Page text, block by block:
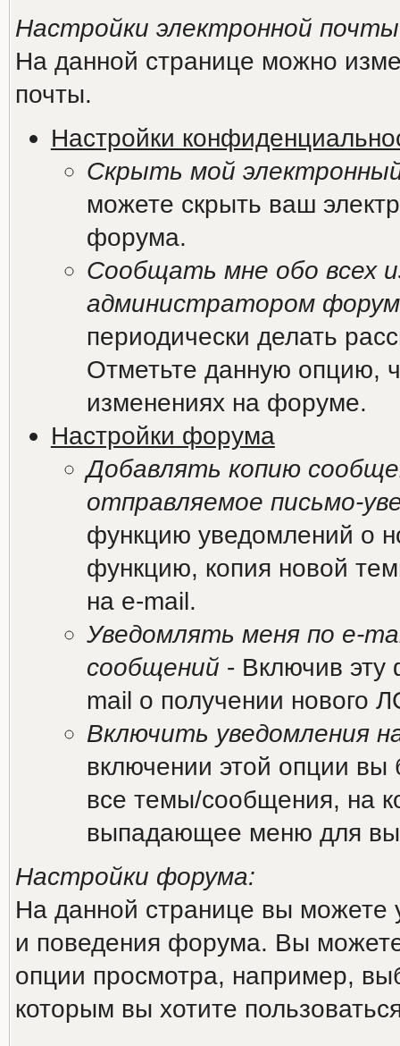
Настройки электронной
На данной странице можно
почты.
Настройки
Скрыть мой
можете скрыть ваш
форума.
Сообщать мне обо всех
администратором
периодически делать
Отметьте данную опцию,
изменениях на форуме.
Настройки форума
Добавлять копию
отправляемое письмо-
функцию уведомлений о
функцию, копия новой
на e-mail.
Уведомлять меня по e-
сообщений - Включив
mail о получении нового
Включить уведомления
включении этой опции вы
все темы/сообщения, на
выпадающее меню для
Настройки форума:
На данной странице вы можете
и поведения форума. Вы
опции просмотра, например,
которым вы хотите